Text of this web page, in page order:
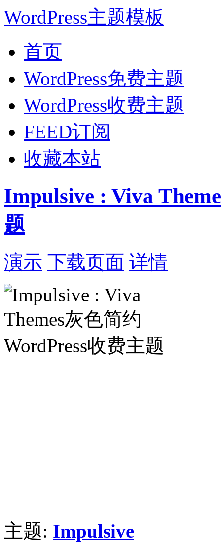
WordPress主题模板
首页
WordPress免费主题
WordPress收费主题
FEED订阅
收藏本站
Impulsive : Viva
题
演示 下载页面 详情
主题: Impulsive